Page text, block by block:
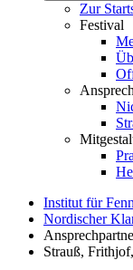
Zur
Festival
Institut für
Nordischer
Strauß,